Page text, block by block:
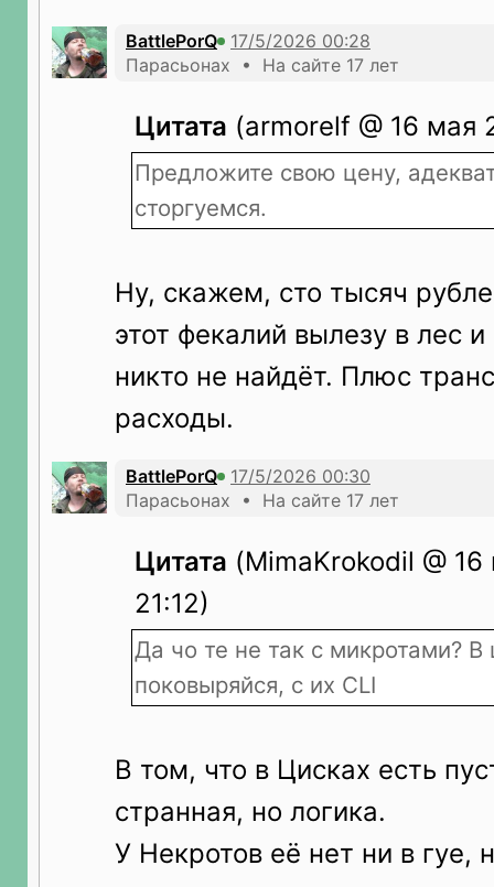
BattlePorQ
Парасьонах • На сайте 17 лет
Цитата (armorelf @ 16 мая
Предложите свою цену,
сторгуемся.
Ну, скажем, сто тысяч
этот фекалий вылезу в лес
никто не найдёт. Плюс
расходы.
BattlePorQ
Парасьонах • На сайте 17 лет
Цитата (MimaKrokodil @
21:12)
Да чо те не так с микротами? В
поковыряйся, с их CLI
В том, что в Цисках есть
странная, но логика.
У Некротов её нет ни в гуе,